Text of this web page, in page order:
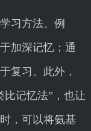
习方法。例
加深记忆；通
复习。此外，
比记忆法”，也让
，可以将氨基